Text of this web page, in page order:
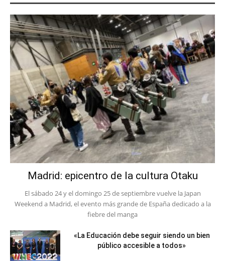
Madrid: epicentro de la cultura Otaku
El sábado 24 y el domingo 25 de septiembre vuelve la Japan
Weekend a Madrid, el evento más grande de España dedicado a la
fiebre del manga
«La Educación debe seguir siendo un bien
público accesible a todos»